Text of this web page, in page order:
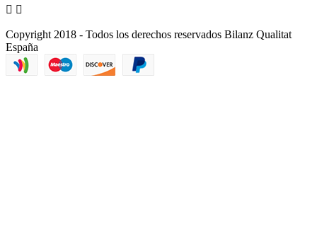
 
Copyright 2018 - Todos los derechos reservados Bilanz Qualitat
España